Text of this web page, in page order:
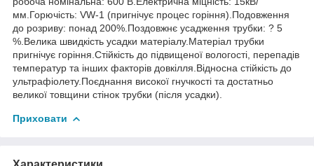
мм.Горючість: VW-1 (пригнічує процес горіння).Подовження
до розриву: понад 200%.Поздовжнє усадження трубки: ? 5
%.Велика швидкість усадки матеріалу.Матеріал трубки
пригнічує горіння.Стійкість до підвищеної вологості, перепадів
температур та інших факторів довкілля.Відносна стійкість до
ультрафіолету.Поєднання високої гнучкості та достатньо
великої товщини стінок трубки (після усадки).
Приховати